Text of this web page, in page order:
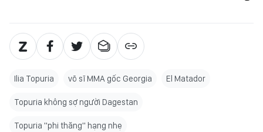
Ilia Topuria võ sĩ MMA gốc Georgia El Matador
Topuria không sợ người Dagestan
Topuria "phi thăng" hạng nhẹ